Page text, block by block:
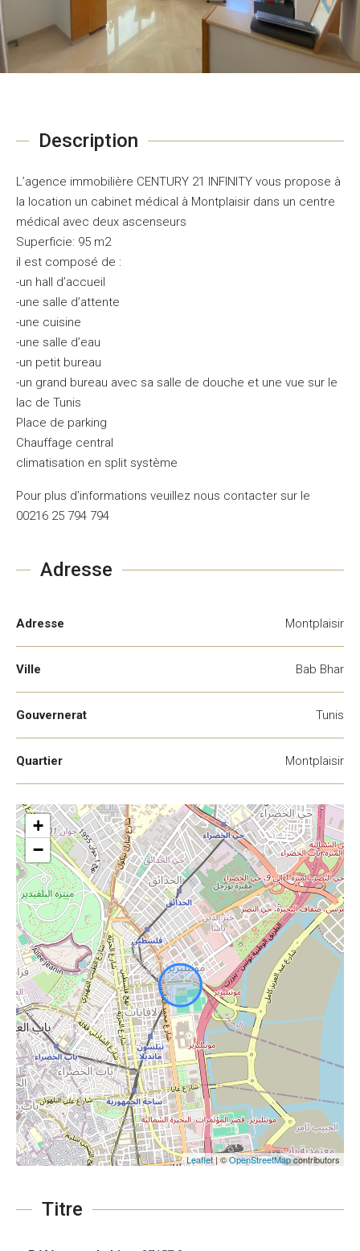
Description
L’agence immobilière CENTURY 21 INFINITY vous propose à
la location un cabinet médical à Montplaisir dans un centre
médical avec deux ascenseurs
Superficie: 95 m2
il est composé de :
-un hall d’accueil
-une salle d’attente
-une cuisine
-une salle d’eau
-un petit bureau
-un grand bureau avec sa salle de douche et une vue sur le
lac de Tunis
Place de parking
Chauffage central
climatisation en split système
Pour plus d’informations veuillez nous contacter sur le
00216 25 794 794
Adresse
Adresse Montplaisir
Ville Bab Bhar
Gouvernerat Tunis
Quartier Montplaisir
+
−
Leaflet| ©OpenStreetMapcontributors
Titre